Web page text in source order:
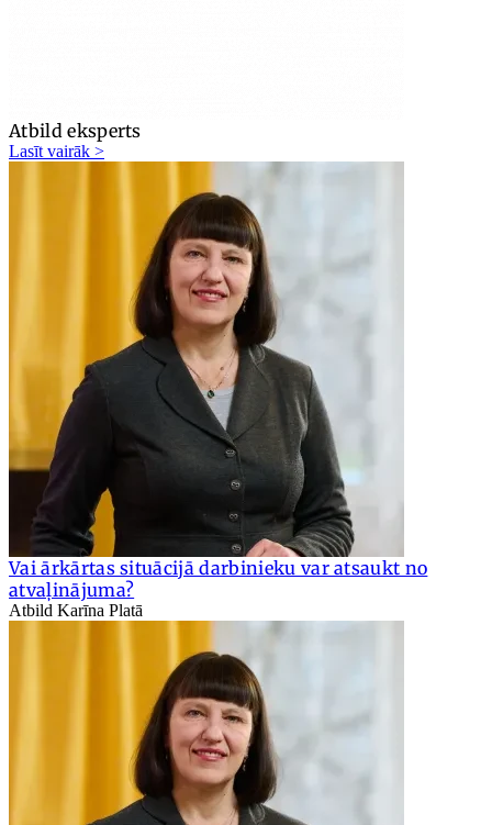
Atbild eksperts
Lasīt vairāk >
Vai ārkārtas situācijā darbinieku var atsaukt no
atvaļinājuma?
Atbild Karīna Platā